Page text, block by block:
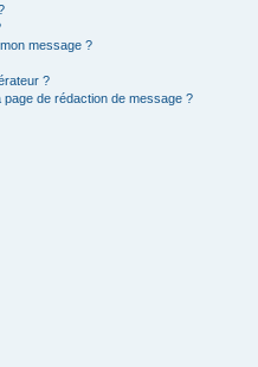
message ?
?
de rédaction de message ?